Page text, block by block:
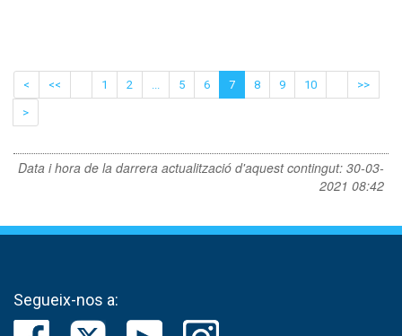
< << 1 2 ... 5 6 7 8 9 10 >>
>
Data i hora de la darrera actualització d'aquest contingut: 30-03-
2021 08:42
Segueix-nos a: